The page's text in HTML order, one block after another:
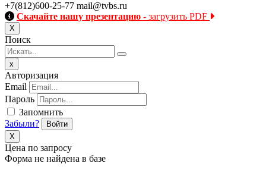
+7(812)600-25-77 mail@tvbs.ru
Скачайте нашу презентацию - загрузить PDF
Х
Поиск
x
Авторизация
Email
Пароль
Запомнить
Забыли?
Войти
X
Цена по запросу
Форма не найдена в базе